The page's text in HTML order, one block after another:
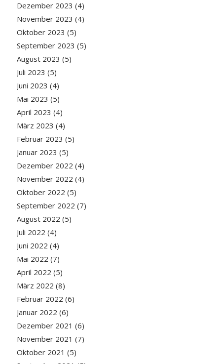
Dezember 2023 (4)
November 2023 (4)
Oktober 2023 (5)
September 2023 (5)
August 2023 (5)
Juli 2023 (5)
Juni 2023 (4)
Mai 2023 (5)
April 2023 (4)
März 2023 (4)
Februar 2023 (5)
Januar 2023 (5)
Dezember 2022 (4)
November 2022 (4)
Oktober 2022 (5)
September 2022 (7)
August 2022 (5)
Juli 2022 (4)
Juni 2022 (4)
Mai 2022 (7)
April 2022 (5)
März 2022 (8)
Februar 2022 (6)
Januar 2022 (6)
Dezember 2021 (6)
November 2021 (7)
Oktober 2021 (5)